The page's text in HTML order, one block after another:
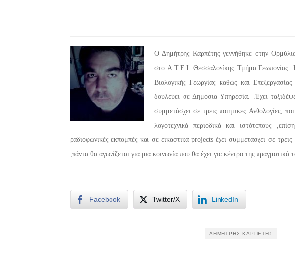
Ο Δημήτρης Καρπέτης γεννήθηκε στην
στο Α.Τ.Ε.Ι. Θεσσαλονίκης Τμήμα
Βιολογικής Γεωργίας καθώς και
δουλεύει σε Δημόσια Υπηρεσία. .Έχει
συμμετάσχει σε τρεις ποιητικες Ανθολογίες,
λογοτεχνικά περιοδικά και ιστότοπους
ραδιοφωνικές εκπομπές και σε εικαστικά projects έχει συμμετάσχει σε
,πάντα θα αγωνίζεται για μια κοινωνία που θα έχει για κέντρο της πραγματικά
Facebook Twitter/X LinkedIn
ΔΗΜΉΤΡΗΣ ΚΑΡΠΈΤΗΣ